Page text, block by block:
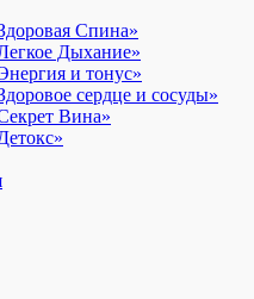
Спина»
Дыхание»
и тонус»
сердце и сосуды»
Вина»